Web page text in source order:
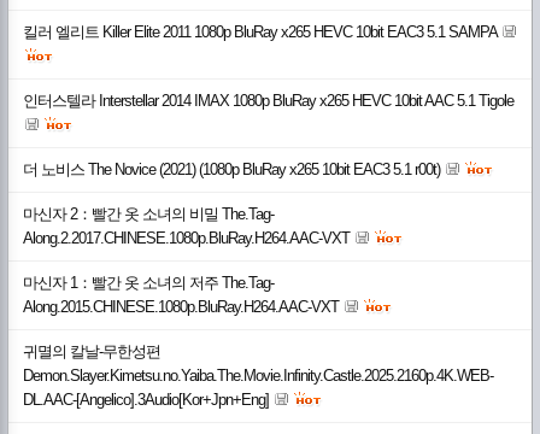
킬러 엘리트 Killer Elite 2011 1080p BluRay x265 HEVC 10bit EAC3 5.1 SAMPA
인터스텔라 Interstellar 2014 IMAX 1080p BluRay x265 HEVC 10bit AAC 5.1 Tigole
더 노비스 The Novice (2021) (1080p BluRay x265 10bit EAC3 5.1 r00t)
마신자 2：빨간 옷 소녀의 비밀 The.Tag-
Along.2.2017.CHINESE.1080p.BluRay.H264.AAC-VXT
마신자 1：빨간 옷 소녀의 저주 The.Tag-
Along.2015.CHINESE.1080p.BluRay.H264.AAC-VXT
귀멸의 칼날-무한성편
Demon.Slayer.Kimetsu.no.Yaiba.The.Movie.Infinity.Castle.2025.2160p.4K.WEB-
DL.AAC-[Angelico].3Audio[Kor+Jpn+Eng]